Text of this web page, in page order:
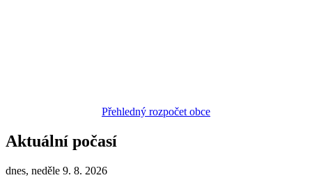
Přehledný rozpočet obce
Aktuální počasí
dnes, neděle 9. 8. 2026